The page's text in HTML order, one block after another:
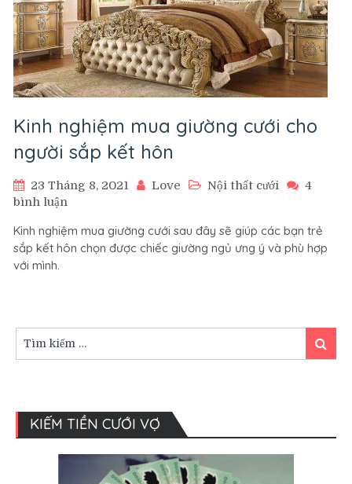
Kinh nghiệm mua giường cưới cho
người sắp kết hôn
23 Tháng 8, 2021 Love Nội thất cưới
4
bình luận
nghiệm
mua
sắp
kết
Kinh nghiệm mua giường cưới sau đây sẽ giúp các bạn trẻ
sắp kết hôn chọn được chiếc giường ngủ ưng ý và phù hợp
với mình.
kiếm:
Tìm
kiếm
KIẾM TIỀN CƯỚI VỢ